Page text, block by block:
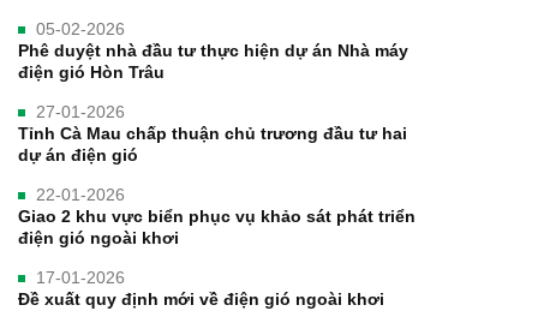
05-02-2026
Phê duyệt nhà đầu tư thực hiện dự án Nhà máy
điện gió Hòn Trâu
27-01-2026
Tỉnh Cà Mau chấp thuận chủ trương đầu tư hai
dự án điện gió
22-01-2026
Giao 2 khu vực biển phục vụ khảo sát phát triển
điện gió ngoài khơi
17-01-2026
Đề xuất quy định mới về điện gió ngoài khơi